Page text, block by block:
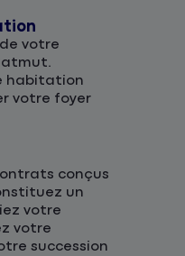
votre
habitation
votre foyer
conçus
un
votre
votre
succession